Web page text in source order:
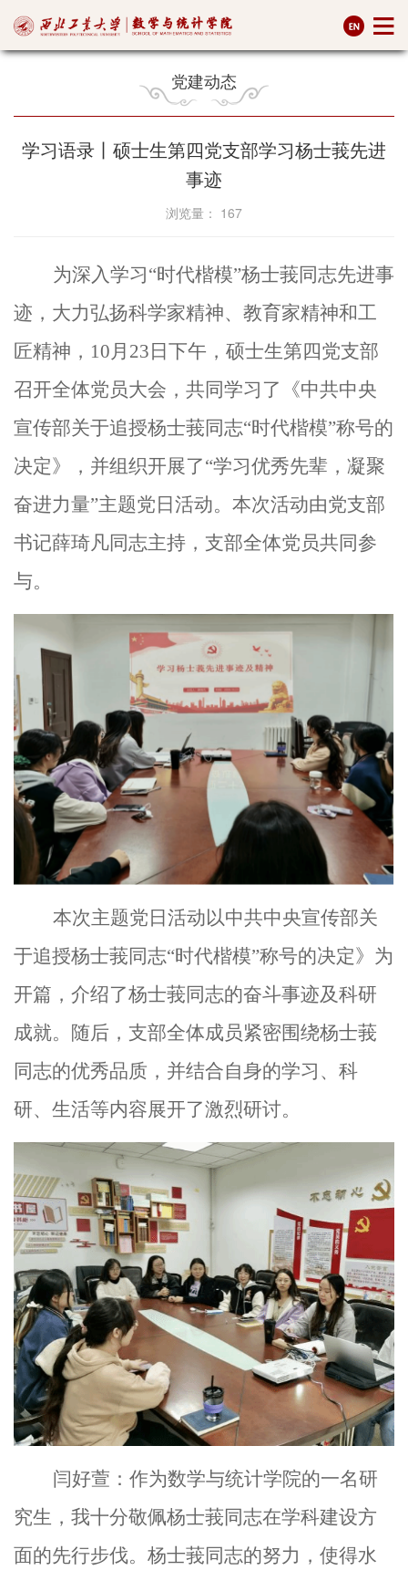
党建动态
学习语录丨硕士生第四党支部学习杨士莪先进
事迹
浏览量： 167
为深入学习“时代楷模”杨士莪同志先进事
迹，大力弘扬科学家精神、教育家精神和工
匠精神，10月23日下午，硕士生第四党支部
召开全体党员大会，共同学习了《中共中央
宣传部关于追授杨士莪同志“时代楷模”称号的
决定》，并组织开展了“学习优秀先辈，凝聚
奋进力量”主题党日活动。本次活动由党支部
书记薛琦凡同志主持，支部全体党员共同参
与。
本次主题党日活动以中共中央宣传部关
于追授杨士莪同志“时代楷模”称号的决定》为
开篇，介绍了杨士莪同志的奋斗事迹及科研
成就。随后，支部全体成员紧密围绕杨士莪
同志的优秀品质，并结合自身的学习、科
研、生活等内容展开了激烈研讨。
闫好萱：作为数学与统计学院的一名研
究生，我十分敬佩杨士莪同志在学科建设方
面的先行步伐。杨士莪同志的努力，使得水